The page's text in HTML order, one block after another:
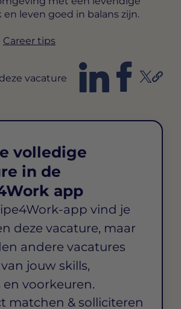
en leven goed in balans zijn.
Career tips
vacature
volledige
in de
app
app vind je
deze vacature, maar
andere vacatures
jouw skills,
voorkeuren.
matchen & solliciteren